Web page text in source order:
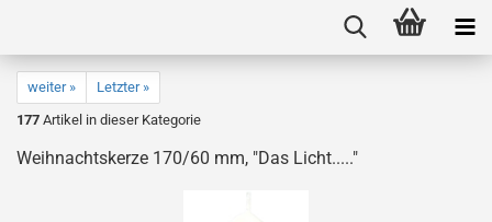
weiter »
Letzter »
177 Artikel in dieser Kategorie
Weihnachtskerze 170/60 mm, "Das Licht....."